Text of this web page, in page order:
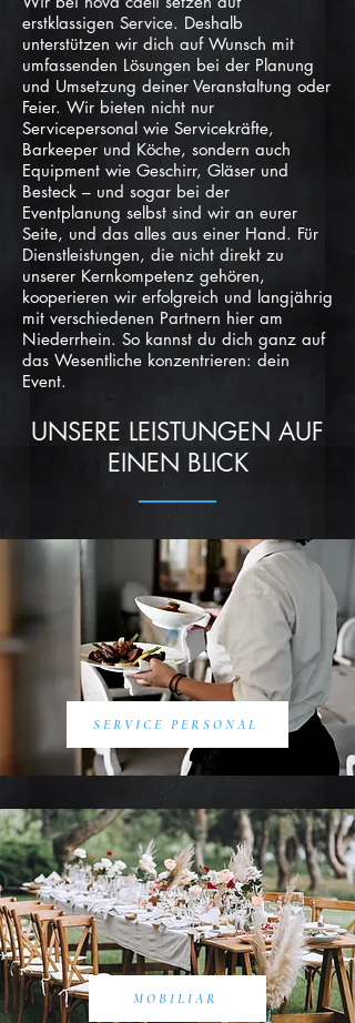
erstklassigen Service. Deshalb
unterstützen wir dich auf Wunsch mit
umfassenden Lösungen bei der Planung
und Umsetzung deiner Veranstaltung oder
Feier. Wir bieten nicht nur
Servicepersonal wie Servicekräfte,
Barkeeper und Köche, sondern auch
Equipment wie Geschirr, Gläser und
Besteck – und sogar bei der
Eventplanung selbst sind wir an eurer
Seite, und das alles aus einer Hand. Für
Dienstleistungen, die nicht direkt zu
unserer Kernkompetenz gehören,
kooperieren wir erfolgreich und langjährig
mit verschiedenen Partnern hier am
Niederrhein. So kannst du dich ganz auf
das Wesentliche konzentrieren: dein
Event.
UNSERE LEISTUNGEN AUF
EINEN BLICK
SERVICE PERSONAL
MOBILIAR